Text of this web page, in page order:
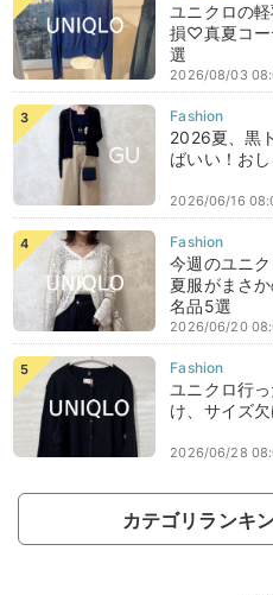
ユニクロの
損♡真夏コー
選
2026/08/03
2026夏、黒
ばいい！お
2026/06/16
今週のユニ
夏服がまさ
名品5選
2026/06/20
ユニクロ行
け、サイズ
2026/06/28
カテゴリランキ